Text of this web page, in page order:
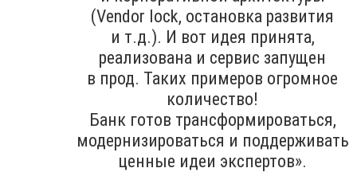
(Vendor lock, остановка развития
и т.д.). И вот идея принята,
реализована и сервис запущен
в прод. Таких примеров огромное
количество!
Банк готов трансформироваться,
модернизироваться и поддерживать
ценные идеи экспертов».